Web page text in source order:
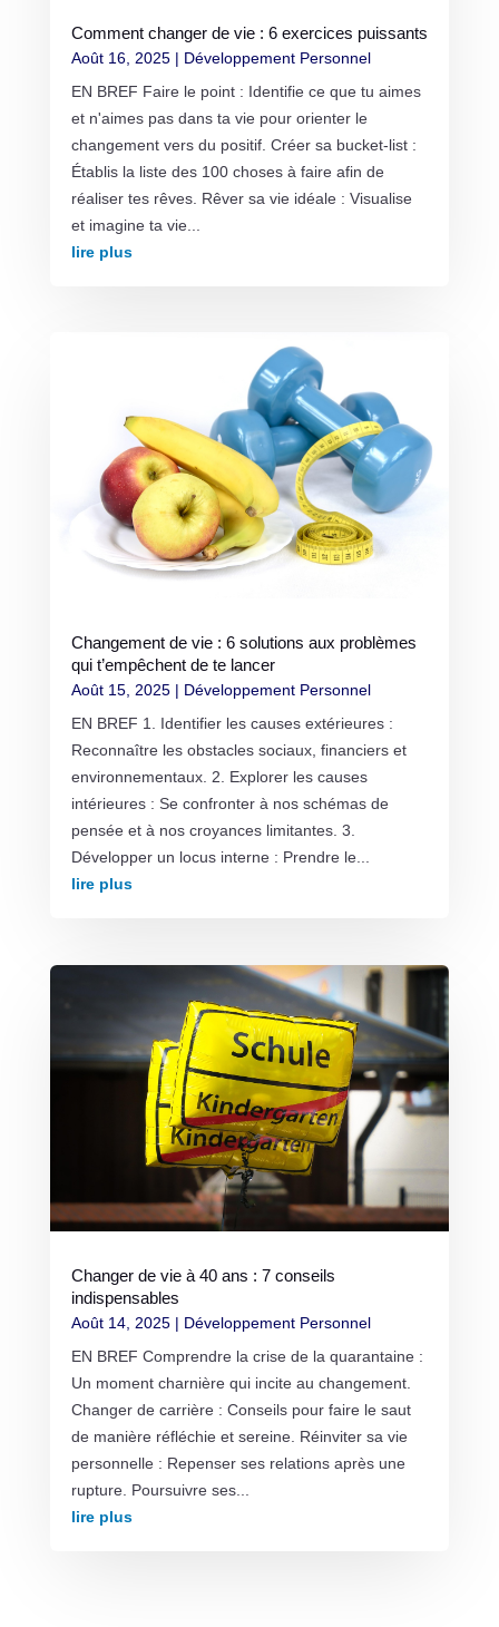
Comment changer de vie : 6 exercices puissants
Août 16, 2025| Développement Personnel
EN BREF Faire le point : Identifie ce que tu aimes
et n'aimes pas dans ta vie pour orienter le
changement vers du positif. Créer sa bucket-list :
Établis la liste des 100 choses à faire afin de
réaliser tes rêves. Rêver sa vie idéale : Visualise
et imagine ta vie...
lire plus
Changement de vie : 6 solutions aux problèmes
qui t’empêchent de te lancer
Août 15, 2025| Développement Personnel
EN BREF 1. Identifier les causes extérieures :
Reconnaître les obstacles sociaux, financiers et
environnementaux. 2. Explorer les causes
intérieures : Se confronter à nos schémas de
pensée et à nos croyances limitantes. 3.
Développer un locus interne : Prendre le...
lire plus
Changer de vie à 40 ans : 7 conseils
indispensables
Août 14, 2025| Développement Personnel
EN BREF Comprendre la crise de la quarantaine :
Un moment charnière qui incite au changement.
Changer de carrière : Conseils pour faire le saut
de manière réfléchie et sereine. Réinviter sa vie
personnelle : Repenser ses relations après une
rupture. Poursuivre ses...
lire plus